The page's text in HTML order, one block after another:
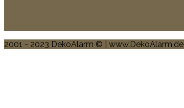
2001 - 2023 DekoAlarm © | www.DekoAlarm.de